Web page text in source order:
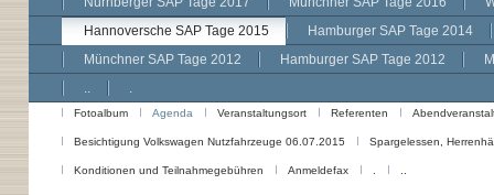
Hannoversche SAP Tage 2015
Hamburger SAP Tage 2014
Münchner SAP Tage 2012
Hamburger SAP Tage 2012
..
.
Fotoalbum Agenda Veranstaltungsort Referenten
Besichtigung Volkswagen Nutzfahrzeuge 06.07.2015 Spargelessen,
Konditionen und Teilnahmegebühren Anmeldefax